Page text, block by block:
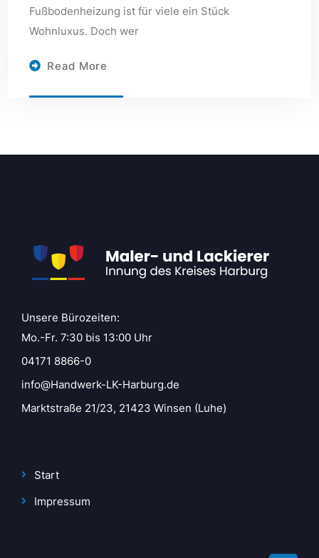
Fußbodenheizung ist für viele ein Stück
Wohnluxus. Doch wer
Read More
Unsere Bürozeiten:
Mo.-Fr. 7:30 bis 13:00 Uhr
04171 8866-0
info@Handwerk-LK-Harburg.de
Marktstraße 21/23, 21423 Winsen (Luhe)
Start
Impressum